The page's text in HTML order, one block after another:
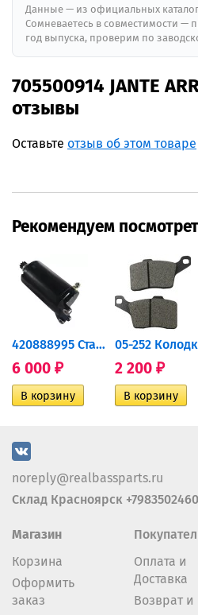
Данные — из официальных
Сомневаетесь в совместимости —
год выпуска, проверим по
705500914 JANTE
отзывы
Оставьте отзыв об этом товаре
Рекомендуем
420888995 Стартер для...
6 000 ₽ 2 200 ₽
noreply@realbassparts.ru
Склад Красноярск
Магазин
Корзина
Оформить
заказ
Оплата и
Доставка
Возврат и